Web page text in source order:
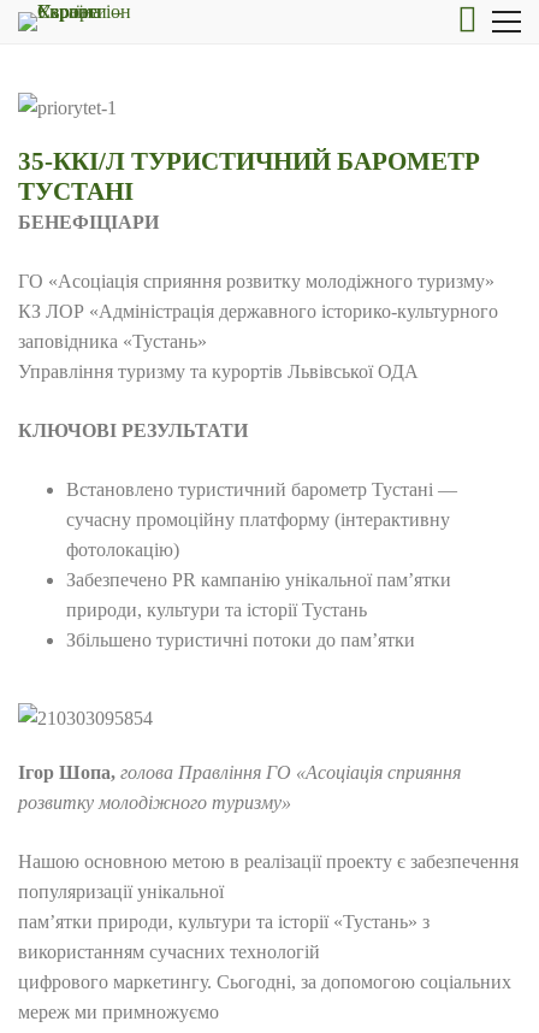
35-ККІ/Л ТУРИСТИЧНИЙ БАРОМЕТР
ТУСТАНІ
БЕНЕФІЦІАРИ
ГО «Асоціація сприяння розвитку молодіжного туризму»
КЗ ЛОР «Адміністрація державного історико-культурного
заповідника «Тустань»
Управління туризму та курортів Львівської ОДА
КЛЮЧОВІ РЕЗУЛЬТАТИ
Встановлено туристичний барометр Тустані —
сучасну промоційну платформу (інтерактивну
фотолокацію)
Забезпечено PR кампанію унікальної пам’ятки
природи, культури та історії Тустань
Збільшено туристичні потоки до пам’ятки
Ігор Шопа, голова Правління ГО «Асоціація сприяння
розвитку молодіжного туризму»
Нашою основною метою в реалізації проекту є забезпечення
популяризації унікальної
пам’ятки природи, культури та історії «Тустань» з
використанням сучасних технологій
цифрового маркетингу. Сьогодні, за допомогою соціальних
мереж ми примножуємо